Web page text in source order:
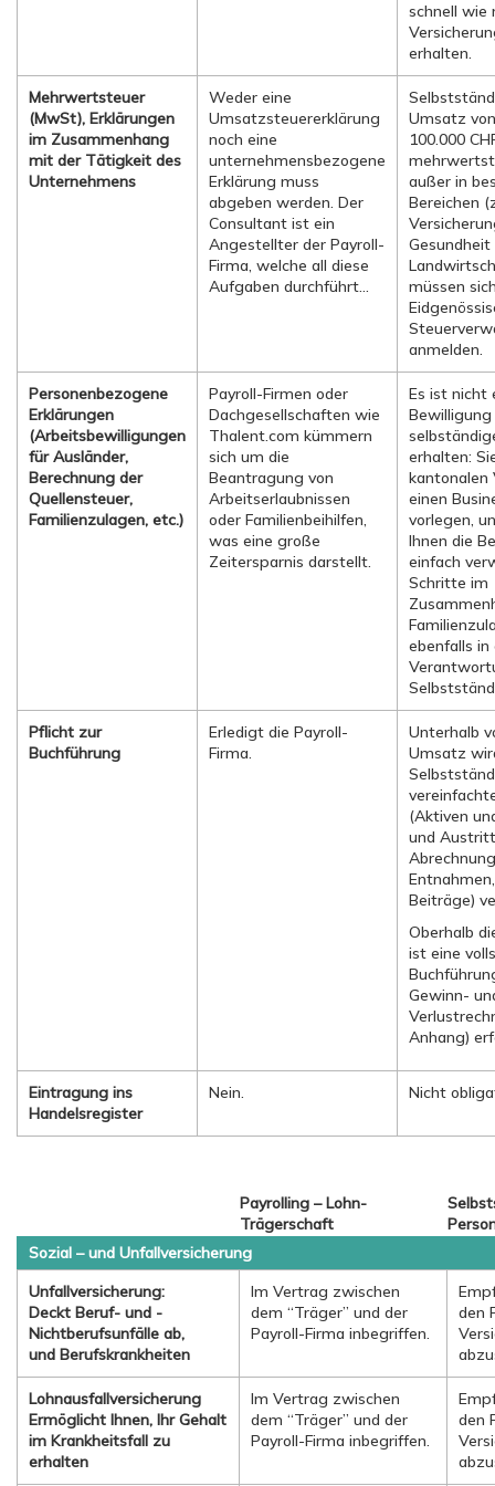
schnell wie
erhalten.
Mehrwertsteuer
(MwSt), Erklärungen
im Zusammenhang
mit der Tätigkeit des
Unternehmens
Weder eine
Umsatzsteuererklärung
noch eine
unternehmensbezogene
Erklärung muss
abgeben werden. Der
Consultant ist ein
Angestellter der Payroll-
Firma, welche all diese
Aufgaben durchführt…
Umsatz
100.000
außer in
Bereichen
Gesundheit
müssen
anmelden.
Personenbezogene
Erklärungen
(Arbeitsbewilligungen
für Ausländer,
Berechnung der
Quellensteuer,
Familienzulagen, etc.)
Payroll-Firmen oder
Dachgesellschaften wie
Thalent.com kümmern
sich um die
Beantragung von
Arbeitserlaubnissen
oder Familienbeihilfen,
was eine große
Zeitersparnis darstellt.
Es ist nicht
erhalten:
kantonalen
einen
vorlegen,
Ihnen die
einfach
Schritte im
ebenfalls in
Pflicht zur
Buchführung
Erledigt die Payroll-
Firma.
Unterhalb
Umsatz
(Aktiven
und
Beiträge)
Oberhalb
ist eine
Gewinn-
Anhang)
Eintragung ins
Handelsregister
Nein. Nicht
Payrolling – Lohn-
Trägerschaft
Sozial – und Unfallversicherung
Unfallversicherung:
Deckt Beruf- und -
Nichtberufsunfälle ab,
und Berufskrankheiten
Im Vertrag zwischen
dem “Träger” und der
Payroll-Firma inbegriffen.
den
Lohnausfallversicherung
Ermöglicht Ihnen, Ihr Gehalt
im Krankheitsfall zu
erhalten
Im Vertrag zwischen
dem “Träger” und der
Payroll-Firma inbegriffen.
den